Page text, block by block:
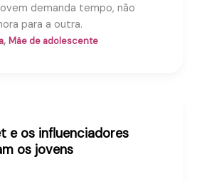
demanda tempo, não
para a outra.
, Mãe de adolescente
e os influenciadores
os jovens